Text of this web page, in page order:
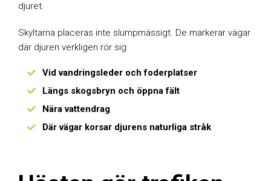
djuret.
Skyltarna placeras inte slumpmässigt. De markerar vägar
där djuren verkligen rör sig:
Vid vandringsleder och foderplatser
Längs skogsbryn och öppna fält
Nära vattendrag
Där vägar korsar djurens naturliga stråk